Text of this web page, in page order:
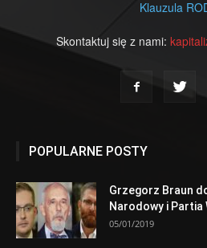
Klauzula
Skontaktuj się z nami:
POPULARNE POSTY
Grzegorz Braun
Narodowy i Partia
05/01/2019